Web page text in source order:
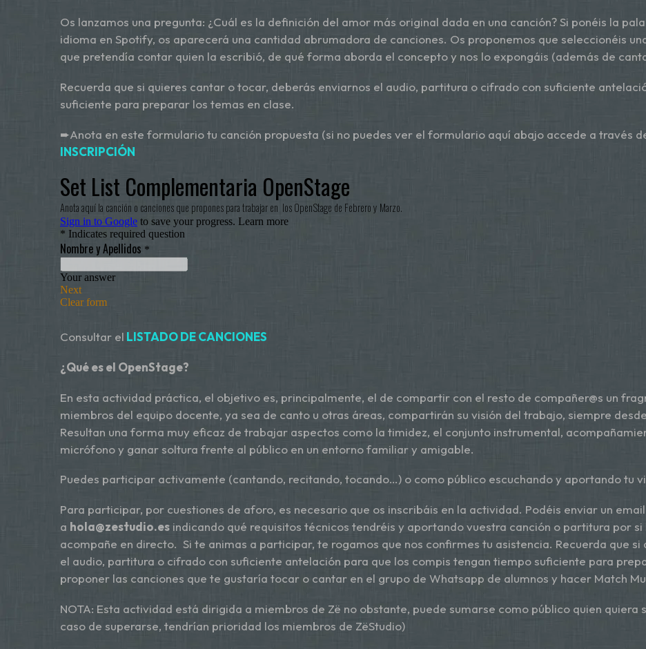
Os lanzamos una pregunta: ¿Cuál es la definición del amor más original dada en una canción? Si ponéis la
idioma en Spotify, os aparecerá una cantidad abrumadora de canciones. Os proponemos que seleccionéis
que pretendía contar quien la escribió, de qué forma aborda el concepto y nos lo expongáis (además de
Recuerda que si quieres cantar o tocar, deberás enviarnos el audio, partitura o cifrado con suficiente
suficiente para preparar los temas en clase.
➨Anota en este formulario tu canción propuesta (si no puedes ver el formulario aquí abajo accede a través
INSCRIPCIÓN
Consultar el LISTADO DE CANCIONES
¿Qué es el OpenStage?
En esta actividad práctica, el objetivo es, principalmente, el de compartir con el resto de compañer@s un
miembros del equipo docente, ya sea de canto u otras áreas, compartirán su visión del trabajo, siempre
Resultan una forma muy eficaz de trabajar aspectos como la timidez, el conjunto instrumental,
micrófono y ganar soltura frente al público en un entorno familiar y amigable.
Puedes participar activamente (cantando, recitando, tocando…) o como público escuchando y aportando tu
Para participar, por cuestiones de aforo, es necesario que os inscribáis en la actividad. Podéis enviar un
a hola@zestudio.es indicando qué requisitos técnicos tendréis y aportando vuestra canción o partitura por si
acompañe en directo. Si te animas a participar, te rogamos que nos confirmes tu asistencia. Recuerda que
el audio, partitura o cifrado con suficiente antelación para que los compis tengan tiempo suficiente para
proponer las canciones que te gustaría tocar o cantar en el grupo de Whatsapp de alumnos y hacer Match
NOTA: Esta actividad está dirigida a miembros de Zë no obstante, puede sumarse como público quien quiera
caso de superarse, tendrían prioridad los miembros de ZëStudio)